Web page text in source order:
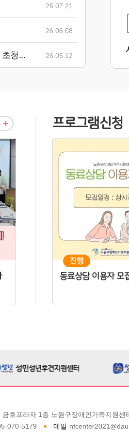
26.07.21
26.06.08
청... 26.05.12
프로그램신청
진행
동료상담 이용자 모
호프라자 1층 노원구장애인가족지원센
070-5179 메일